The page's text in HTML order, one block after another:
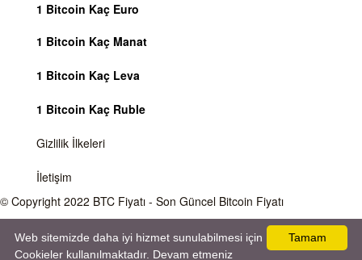
1 Bitcoin Kaç Euro
1 Bitcoin Kaç Manat
1 Bitcoin Kaç Leva
1 Bitcoin Kaç Ruble
Gizlilik İlkeleri
İletişim
© Copyright 2022 BTC Fiyatı - Son Güncel Bitcoin Fiyatı
Bitcoin fiyatı sürekli olarak değişmektedir, 7 gün 24 saat kripto para piyasaları
aktiftir. Sitemiz sadece bilgilendirme amacı gütmektedir, herhangi bir kripto paraya
Tamam
Web sitemizde daha iyi hizmet sunulabilmesi için
Cookieler kullanılmaktadır. Devam etmeniz